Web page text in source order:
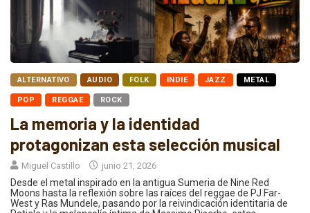
ALTERNATIVO AUDIO FOLK INDIE JAZZ METAL
POP REGGAE ROCK
La memoria y la identidad
protagonizan esta selección musical
Miguel Castillo junio 21, 2026
Desde el metal inspirado en la antigua Sumeria de Nine Red
Moons hasta la reflexión sobre las raíces del reggae de PJ Far-
West y Ras Mundele, pasando por la reivindicación identitaria de